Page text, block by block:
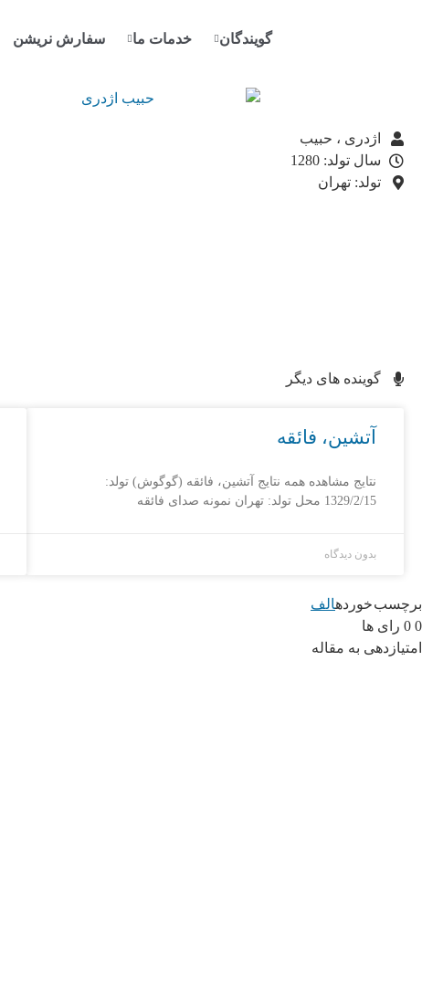
گویندگان خدمات ما سفارش نریشن
اژدری ، حبيب
سال تولد: 1280
تولد: تهران
گوینده های دیگر
آتشین، فائقه
نتایج مشاهده همه نتایج آتشین، فائقه (گوگوش) تولد:
1329/2/15 محل تولد: تهران نمونه صدای فائقه
بدون دیدگاه
برچسب خوردهالف
0
0 رای ها
امتیازدهی به مقاله